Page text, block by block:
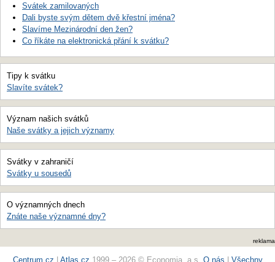
Svátek zamilovaných
Dali byste svým dětem dvě křestní jména?
Slavíme Mezinárodní den žen?
Co říkáte na elektronická přání k svátku?
Tipy k svátku
Slavíte svátek?
Význam našich svátků
Naše svátky a jejich významy
Svátky v zahraničí
Svátky u sousedů
O významných dnech
Znáte naše významné dny?
reklama
Centrum.cz Atlas.cz 1999 – 2026 © Economia, a.s. O nás Všechny